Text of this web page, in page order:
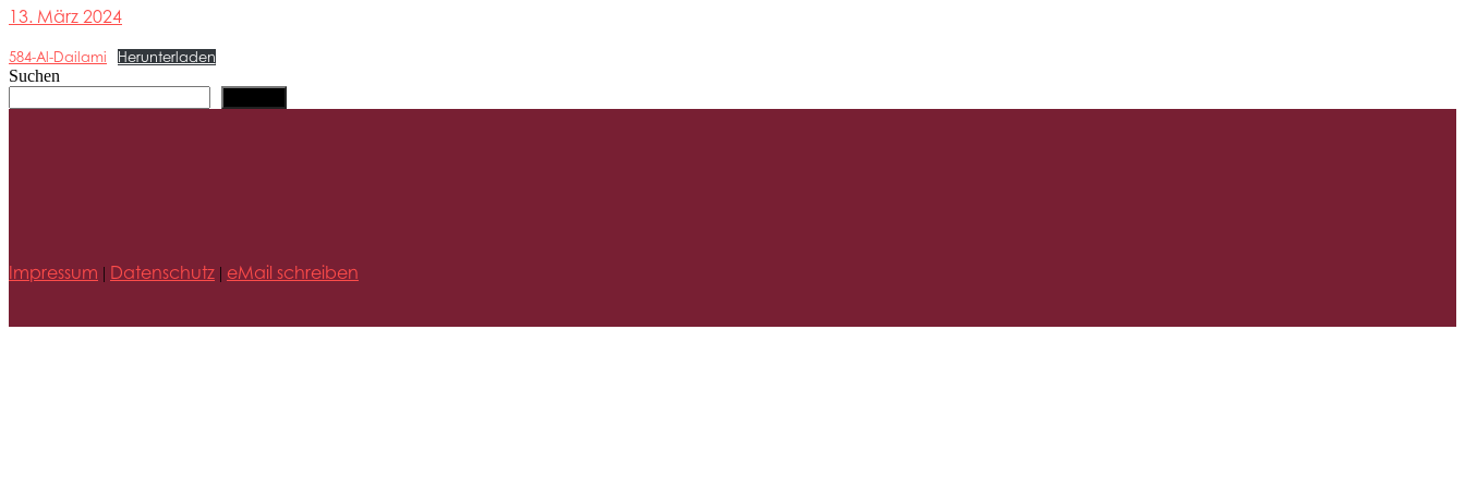
13. März 2024
584-Al-Dailami Herunterladen
Suchen
Impressum | Datenschutz | eMail schreiben